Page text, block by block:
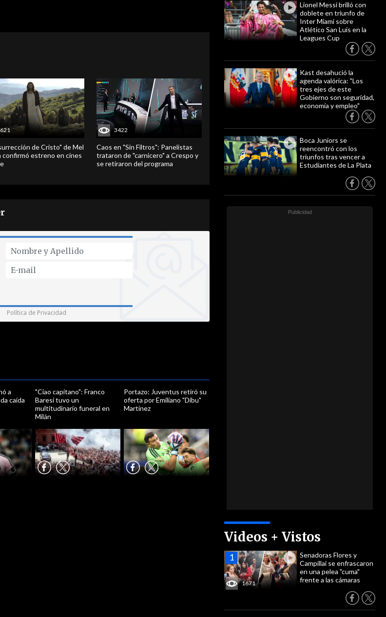
Lionel Messi brilló con
doblete en triunfo de
Inter Miami sobre
Atlético San Luis en la
Leagues Cup
Kast desahució la
agenda valórica: "Los
tres ejes de este
Gobierno son seguridad,
economía y empleo"
Boca Juniors se
reencontró con los
triunfos tras vencer a
Estudiantes de La Plata
Videos + Vistos
1671
Senadoras Flores y
Campillai se enfrascaron
en una pelea "cuma"
frente a las cámaras
de Cristo" de Mel
confirmó estreno en cines
3422
Caos en "Sin Filtros": Panelistas
trataron de "carnicero" a Crespo y
se retiraron del programa
Política de Privacidad
a
caída
"Ciao capitano": Franco
Baresi tuvo un
multitudinario funeral en
Milán
Portazo: Juventus retiró su
oferta por Emiliano "Dibu"
Martínez